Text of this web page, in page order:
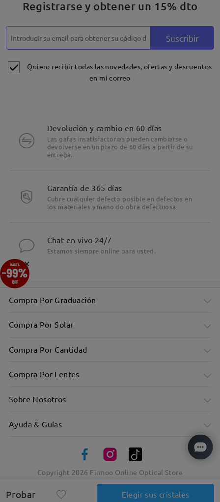
Registrarse y obtener un 15% dto
Suscribir
Quiero recibir todas las novedades, ofertas y descuentos
en mi correo
Probar Elegir sus cristales
Devolución y cambio en 60 días
Las gafas insatisfactorias pueden cambiarse o
devolverse en un plazo de 60 días a partir de su
entrega.
Garantía de 365 días
Cubre cualquier defecto posible en defectos en
los materiales y mano do obra defectuosa
Chat en vivo 24/7
Estamos siempre online para usted.
Compra Por Graduación
Compra Por Solar
Compra Por Cantidad
Compra Por Lentes
Sobre Nosotros
Ayuda & Guías
Copyright 2026 Firmoo Online Optical Store
×